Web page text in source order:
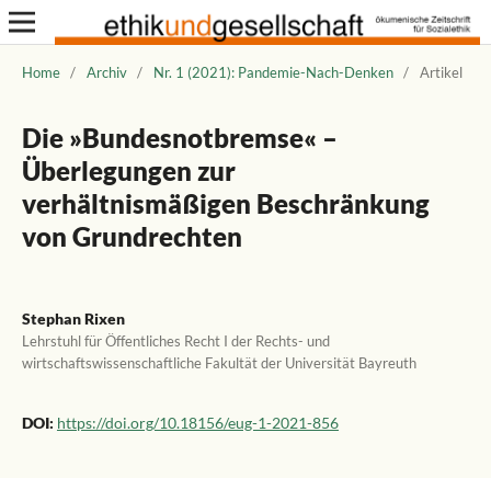
Home / Archiv / Nr. 1 (2021): Pandemie-Nach-Denken / Artikel
Die »Bundesnotbremse« –
Überlegungen zur
verhältnismäßigen Beschränkung
von Grundrechten
Stephan Rixen
Lehrstuhl für Öffentliches Recht I der Rechts- und
wirtschaftswissenschaftliche Fakultät der Universität Bayreuth
DOI: https://doi.org/10.18156/eug-1-2021-856